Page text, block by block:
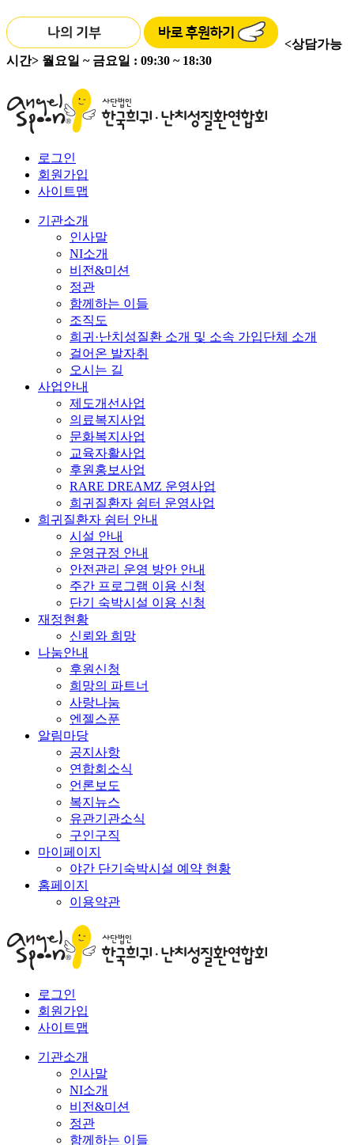
<상담가능
시간> 월요일 ~ 금요일 : 09:30 ~ 18:30
로그인
회원가입
사이트맵
기관소개
인사말
NI소개
비전&미션
정관
함께하는 이들
조직도
희귀·난치성질환 소개 및 소속 가입단체 소개
걸어온 발자취
오시는 길
사업안내
제도개선사업
의료복지사업
문화복지사업
교육자활사업
후원홍보사업
RARE DREAMZ 운영사업
희귀질환자 쉼터 운영사업
희귀질환자 쉼터 안내
시설 안내
운영규정 안내
안전관리 운영 방안 안내
주간 프로그램 이용 신청
단기 숙박시설 이용 신청
재정현황
신뢰와 희망
나눔안내
후원신청
희망의 파트너
사랑나눔
엔젤스푼
알림마당
공지사항
연합회소식
언론보도
복지뉴스
유관기관소식
구인구직
마이페이지
야간 단기숙박시설 예약 현황
홈페이지
이용약관
로그인
회원가입
사이트맵
기관소개
인사말
NI소개
비전&미션
정관
함께하는 이들